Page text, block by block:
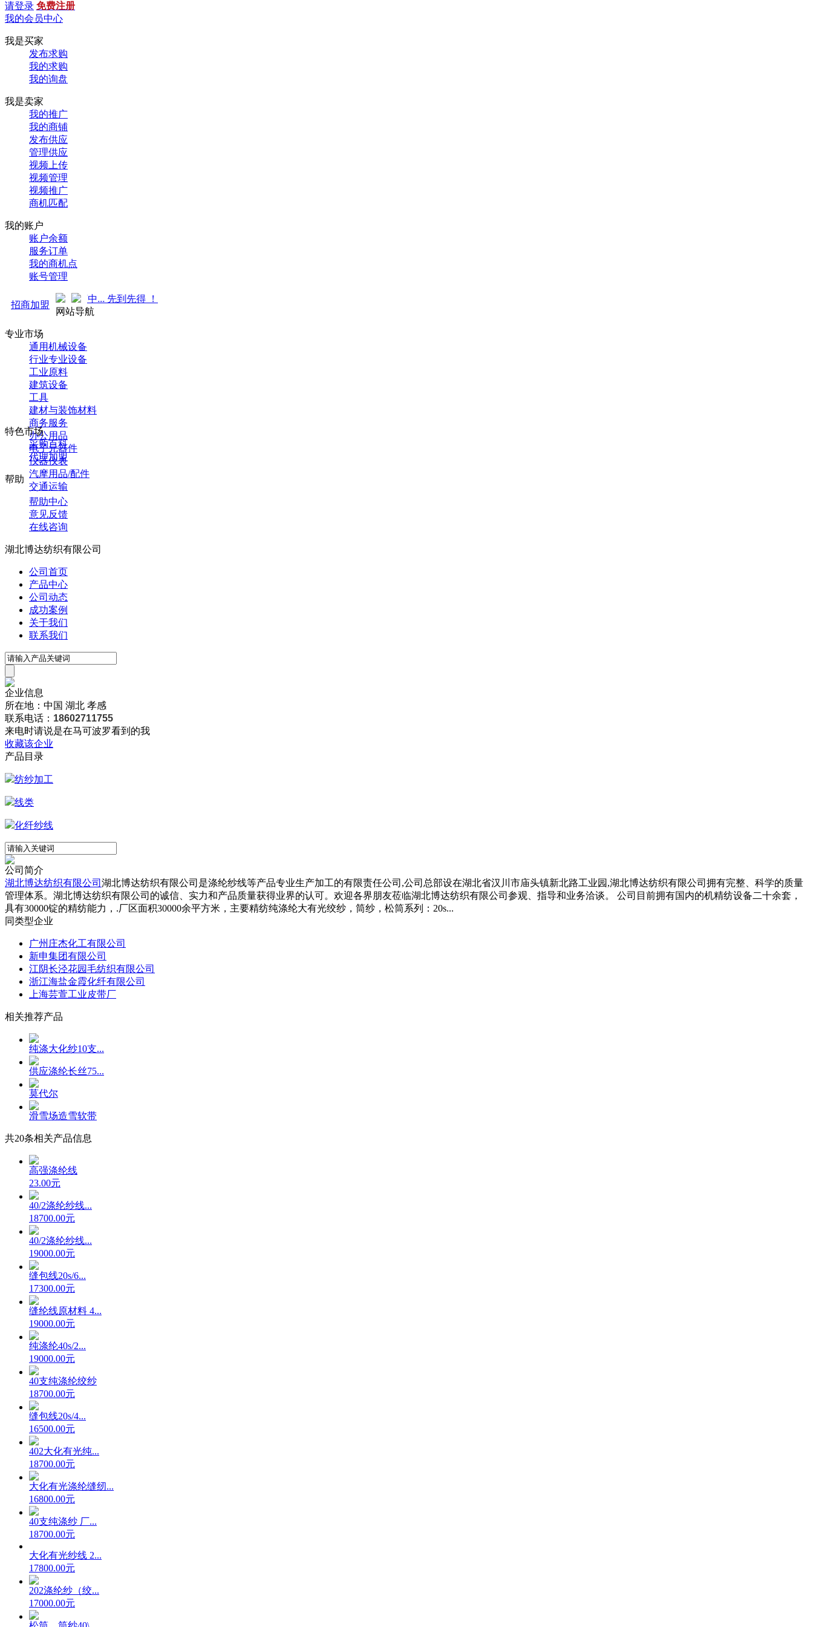
请登录 免费注册
我的会员中心
我是买家
发布求购
我的求购
我的询盘
我是卖家
我的推广
我的商铺
发布供应
管理供应
视频上传
视频管理
视频推广
商机匹配
我的账户
账户余额
服务订单
我的商机点
账号管理
招商加盟
袭！火热招商中... 先到先得 ！
网站导航
专业市场
通用机械设备
行业专业设备
工业原料
建筑设备
工具
建材与装饰材料
商务服务
办公用品
电子元器件
仪器仪表
汽摩用品/配件
交通运输
特色市场
采购百科
代理加盟
帮助
帮助中心
意见反馈
在线咨询
湖北博达纺织有限公司
公司首页
产品中心
公司动态
成功案例
关于我们
联系我们
企业信息
所在地：中国 湖北 孝感
联系电话： 18602711755
来电时请说是在马可波罗看到的我
收藏该企业
产品目录
纺纱加工
线类
化纤纱线
公司简介
湖北博达纺织有限公司 湖北博达纺织有限公司是涤纶纱线等产品专业生产加工的有限责任公司,公司总部设在湖北省汉川市庙头镇新北路工业园,湖北博达纺织有限公司拥有完整、科学的质量
管理体系。湖北博达纺织有限公司的诚信、实力和产品质量获得业界的认可。欢迎各界朋友莅临湖北博达纺织有限公司参观、指导和业务洽谈。 公司目前拥有国内的机精纺设备二十余套，
具有30000锭的精纺能力，.厂区面积30000余平方米，主要精纺纯涤纶大有光绞纱，筒纱，松筒系列：20s...
同类型企业
广州庄杰化工有限公司
新申集团有限公司
江阴长泾花园毛纺织有限公司
浙江海盐金霞化纤有限公司
上海芸萱工业皮带厂
相关推荐产品
纯涤大化纱10支...
供应涤纶长丝75...
莫代尔
滑雪场造雪软带
共20条相关产品信息
高强涤纶线
23.00元
40/2涤纶纱线...
18700.00元
40/2涤纶纱线...
19000.00元
缝包线20s/6...
17300.00元
缝纶线原材料 4...
19000.00元
纯涤纶40s/2...
19000.00元
40支纯涤纶绞纱
18700.00元
缝包线20s/4...
16500.00元
402大化有光纯...
18700.00元
大化有光涤纶缝纫...
16800.00元
40支纯涤纱 厂...
18700.00元
大化有光纱线 2...
17800.00元
202涤纶纱（绞...
17000.00元